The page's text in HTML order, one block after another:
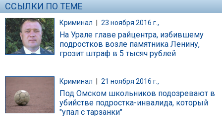
ССЫЛКИ ПО ТЕМЕ
Криминал | 23 ноября 2016 г.,
На Урале главе райцентра, избившему
подростков возле памятника Ленину,
грозит штраф в 5 тысяч рублей
Криминал 21 ноября 2016 г.,
Под Омском школьников подозревают в
убийстве подростка-инвалида, который
"упал с тарзанки"